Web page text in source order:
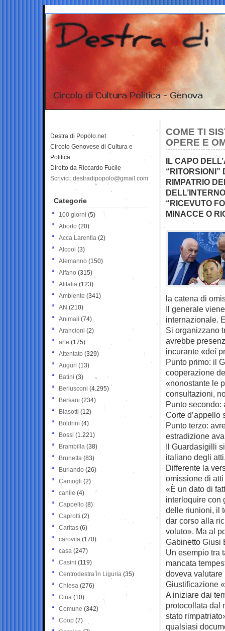
COME TI
OPERE E
IL CAPO
RIMPATRIO
“RICEVUTO
MINACCE O
la catena di
Il generale
internazionale.
Si organizzano
avrebbe
incurante «dei
Punto primo: il
cooperazione
«nonostante le
consultazioni,
Punto secondo:
Corte d’appello
Punto terzo:
estradizione
Il Guardasigilli
italiano degli
Differente la
omissione di atti
«È un dato di
interloquire con
delle riunioni, il
dar corso alla
voluto». Ma al
Gabinetto Giusi
Un esempio tra
mancata
doveva
Giustificazione
A iniziare dai
protocollata dal
stato
qualsiasi
Destra di Popolo.net
Circolo Genovese di Cultura e
Politica
Diretto da Riccardo Fucile
Scrivici: destradipopolo@gmail.com
Categorie
100 giorni (5)
Aborto (20)
Acca Larentia (2)
Alcool (3)
Alemanno (150)
Alfano (315)
Alitalia (123)
Ambiente (341)
AN (210)
Animali (74)
Arancioni (2)
arte (175)
Attentato (329)
Auguri (13)
Batini (3)
Berlusconi (4.295)
Bersani (234)
Biasotti (12)
Boldrini (4)
Bossi (1.221)
Brambilla (38)
Brunetta (83)
Burlando (26)
Camogli (2)
canile (4)
Cappello (8)
Caprotti (2)
Caritas (6)
carovita (170)
casa (247)
Casini (119)
Centrodestra in Liguria (35)
Chiesa (276)
Cina (10)
Comune (342)
Coop (7)